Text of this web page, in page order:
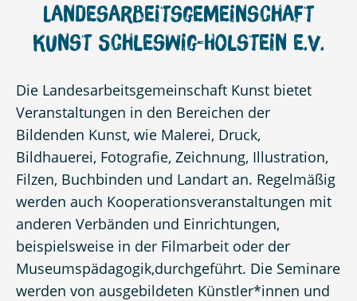
Slider
Landesarbeitsgemeinschaft
Kunst Schleswig-Holstein e.V.
Die Landesarbeitsgemeinschaft Kunst bietet
Veranstaltungen in den Bereichen der
Bildenden Kunst, wie Malerei, Druck,
Bildhauerei, Fotografie, Zeichnung, Illustration,
Filzen, Buchbinden und Landart an. Regelmäßig
werden auch Kooperationsveranstaltungen mit
anderen Verbänden und Einrichtungen,
beispielsweise in der Filmarbeit oder der
Museumspädagogik,durchgeführt. Die Seminare
werden von ausgebildeten Künstler*innen und